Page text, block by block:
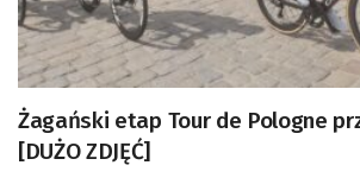
Żagański etap Tour de Pologne
[DUŻO ZDJĘĆ]